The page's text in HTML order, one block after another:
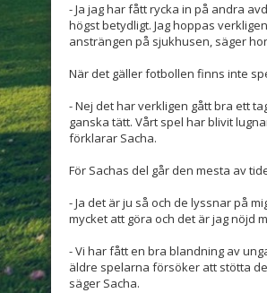
- Ja jag har fått rycka in på andra
högst betydligt. Jag hoppas
ansträngen på sjukhusen, säger
När det gäller fotbollen finns inte
- Nej det har verkligen gått bra ett
ganska tätt. Vårt spel har blivit
förklarar Sacha.
För Sachas del går den mesta av
- Ja det är ju så och de lyssnar på
mycket att göra och det är jag nöjd
- Vi har fått en bra blandning av
äldre spelarna försöker att stötta
säger Sacha.